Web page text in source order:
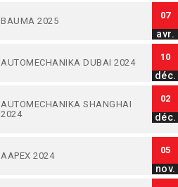
BAUMA 2025
07
avr.
AUTOMECHANIKA DUBAI 2024
10
déc.
AUTOMECHANIKA SHANGHAI
2024
02
déc.
AAPEX 2024
05
nov.